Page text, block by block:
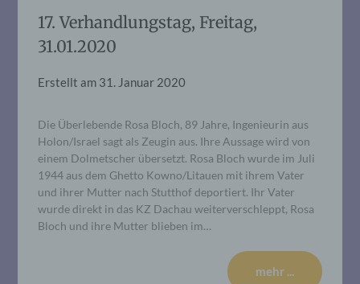
17. Verhandlungstag, Freitag,
31.01.2020
Erstellt am 31. Januar 2020
Die Überlebende Rosa Bloch, 89 Jahre, Ingenieurin aus
Holon/Israel sagt als Zeugin aus. Ihre Aussage wird von
einem Dolmetscher übersetzt. Rosa Bloch wurde im Juli
1944 aus dem Ghetto Kowno/Litauen mit ihrem Vater
und ihrer Mutter nach Stutthof deportiert. Ihr Vater
wurde direkt in das KZ Dachau weiterverschleppt, Rosa
Bloch und ihre Mutter blieben im…
mehr ...